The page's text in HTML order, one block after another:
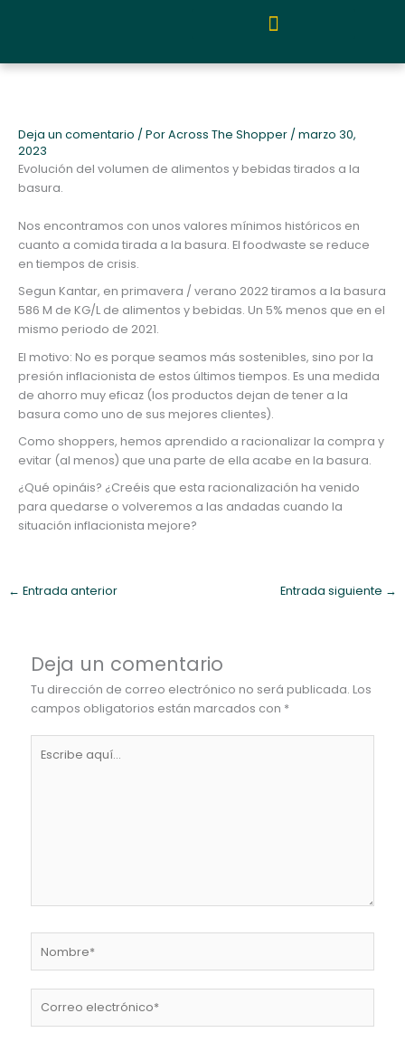
Deja un comentario / PorAcross The Shopper / marzo 30,
2023
Evolución del volumen de alimentos y bebidas tirados a la
basura.
Nos encontramos con unos valores mínimos históricos en
cuanto a comida tirada a la basura. El foodwaste se reduce
en tiempos de crisis.
Segun Kantar, en primavera / verano 2022 tiramos a la basura
586 M de KG/L de alimentos y bebidas. Un 5% menos que en el
mismo periodo de 2021.
El motivo: No es porque seamos más sostenibles, sino por la
presión inflacionista de estos últimos tiempos. Es una medida
de ahorro muy eficaz (los productos dejan de tener a la
basura como uno de sus mejores clientes).
Como shoppers, hemos aprendido a racionalizar la compra y
evitar (al menos) que una parte de ella acabe en la basura.
¿Qué opináis? ¿Creéis que esta racionalización ha venido
para quedarse o volveremos a las andadas cuando la
situación inflacionista mejore?
← Entrada anterior Entrada siguiente →
Deja un comentario
Tu dirección de correo electrónico no será publicada. Los
campos obligatorios están marcados con *
aquí...
electrónico*